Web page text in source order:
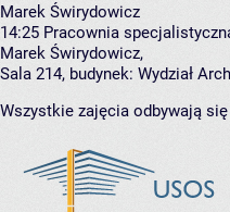
Marek Świrydowicz
14:25 Pracownia
Marek Świrydowicz,
Sala 214, budynek: Wydział
Wszystkie zajęcia odbywają